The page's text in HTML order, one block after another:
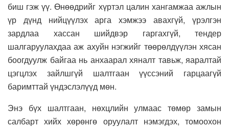
биш гэж үү. Өнөөдрийг хүртэл цалин хангамжаа ажлын
үр дүнд нийцүүлэх арга хэмжээ авахгүй, үрэлгэн
зардлаа хассан шийдвэр гаргахгүй, тендер
шалгаруулахдаа аж ахуйн нэгжийг төөрөлдүүлэн хясан
боогдуулж байгаа нь анхаарал хяналт тавьж, яаралтай
цэгцлэх зайлшгүй шалтгаан үүссэний гарцаагүй
баримттай үндэслэлүүд мөн.
Энэ бүх шалтгаан, нөхцлийн улмаас төмөр замын
салбарт хийх хөрөнгө оруулалт нэмэгдэх, томоохон